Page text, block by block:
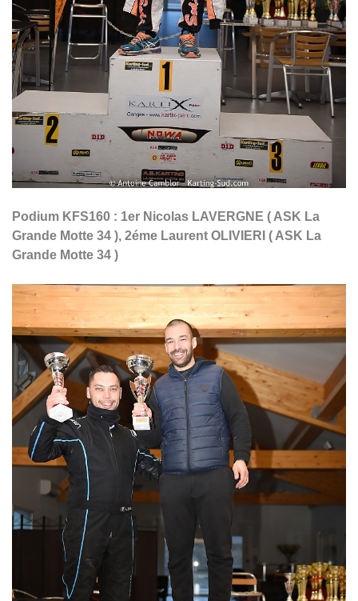
Podium KFS160 : 1er Nicolas LAVERGNE ( ASK La
Grande Motte 34 ), 2éme Laurent OLIVIERI ( ASK La
Grande Motte 34 )